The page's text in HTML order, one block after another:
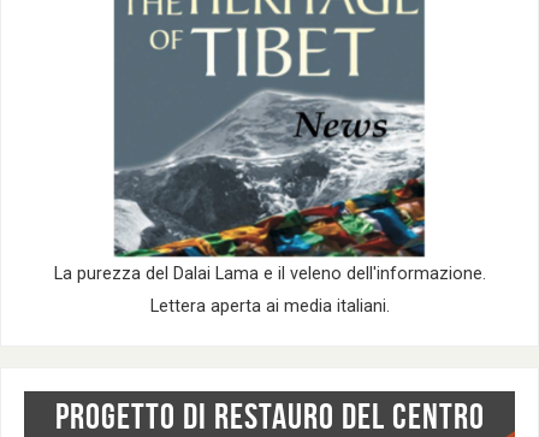
La purezza del Dalai Lama e il veleno dell'informazione.
Lettera aperta ai media italiani.
PROGETTO DI RESTAURO DEL CENTRO